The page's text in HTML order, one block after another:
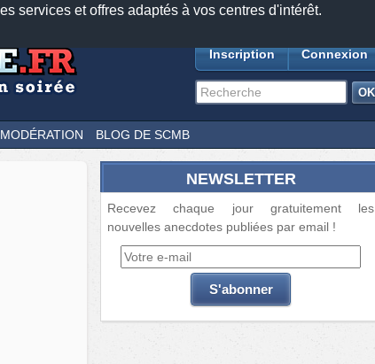
services et offres adaptés à vos centres d'intérêt.
Facebook
TwitterFeeds18885anecdotes-559lecteurs connectés
Inscription Connexion
MODÉRATION BLOG DE SCMB
NEWSLETTER
Recevez chaque jour gratuitement les
nouvelles anecdotes publiées par email !